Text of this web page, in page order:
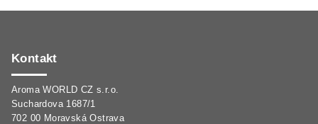
Kontakt
Aroma WORLD CZ s.r.o.
Suchardova 1687/1
702 00 Moravská Ostrava